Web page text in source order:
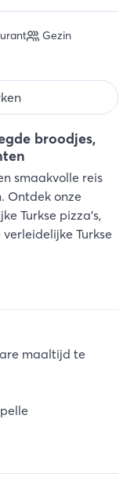
broodjes,
smaakvolle reis
Ontdek onze
Turkse pizza's,
Turkse
maaltijd te
Gezin